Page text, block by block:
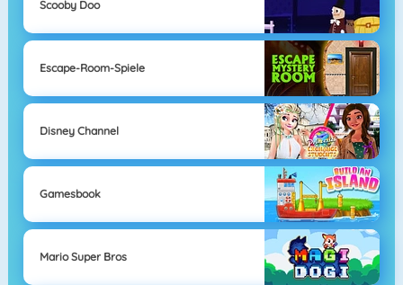
Scooby Doo
Escape-Room-Spiele
Disney Channel
Gamesbook
Mario Super Bros